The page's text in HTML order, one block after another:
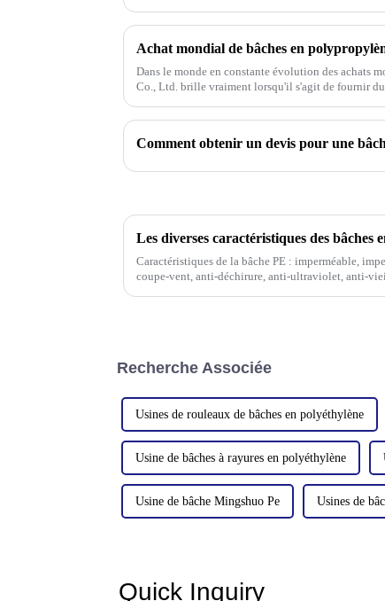
Dans le monde en constante évolution des achats
Co., Ltd. brille vraiment lorsqu'il s'agit de fournir du
Comment obtenir un devis pour une
Caractéristiques de la bâche PE : imperméable,
coupe-vent, anti-déchirure, anti-ultraviolet, anti-
Recherche Associée
Usines de rouleaux de bâches en polyéthylène
Usine de bâches à rayures en polyéthylène
Usine de bâche Mingshuo Pe Usines de
Quick Inquiry